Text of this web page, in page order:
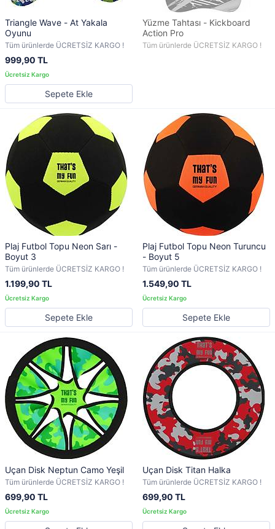
Triangle Wave - At Yakala
Oyunu
Tüm ürünlerde ÜCRETSİZ KARGO !
999,90 TL
Sepete Ekle
Yüzme Tahtası - Kickboard
Action Pro
Tüm ürünlerde ÜCRETSİZ KARGO !
Plaj Futbol Topu Neon Sarı -
Boyut 3
Tüm ürünlerde ÜCRETSİZ KARGO !
1.199,90 TL
Sepete Ekle
Plaj Futbol Topu Neon Turuncu
- Boyut 5
Tüm ürünlerde ÜCRETSİZ KARGO !
1.549,90 TL
Sepete Ekle
Uçan Disk Neptun Camo Yeşil
Tüm ürünlerde ÜCRETSİZ KARGO !
699,90 TL
Uçan Disk Titan Halka
Tüm ürünlerde ÜCRETSİZ KARGO !
699,90 TL